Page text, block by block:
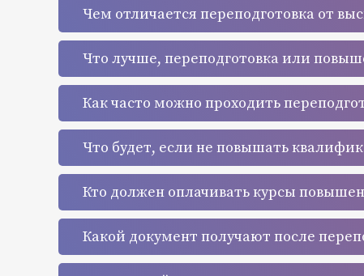
Чем отличается переподготовка от
Что лучше, переподготовка или
Как часто можно проходить
Что будет, если не повышать
Кто должен оплачивать курсы
Какой документ получают после